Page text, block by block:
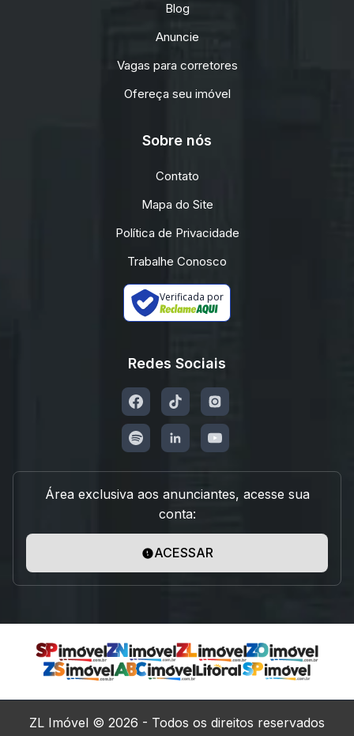
Blog
Anuncie
Vagas para corretores
Ofereça seu imóvel
Sobre nós
Contato
Mapa do Site
Política de Privacidade
Trabalhe Conosco
Verificada por
Redes Sociais
Área exclusiva aos anunciantes, acesse sua
conta:
ACESSAR
ZL Imóvel © 2026 - Todos os direitos reservados